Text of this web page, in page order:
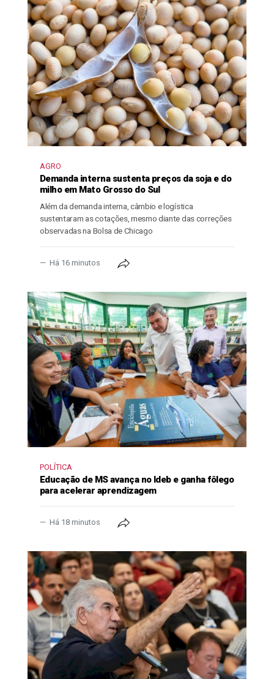
AGRO
Demanda interna sustenta preços da soja e do
milho em Mato Grosso do Sul
Além da demanda interna, câmbio e logística
sustentaram as cotações, mesmo diante das correções
observadas na Bolsa de Chicago
Há 16 minutos
POLÍTICA
Educação de MS avança no Ideb e ganha fôlego
para acelerar aprendizagem
Há 18 minutos